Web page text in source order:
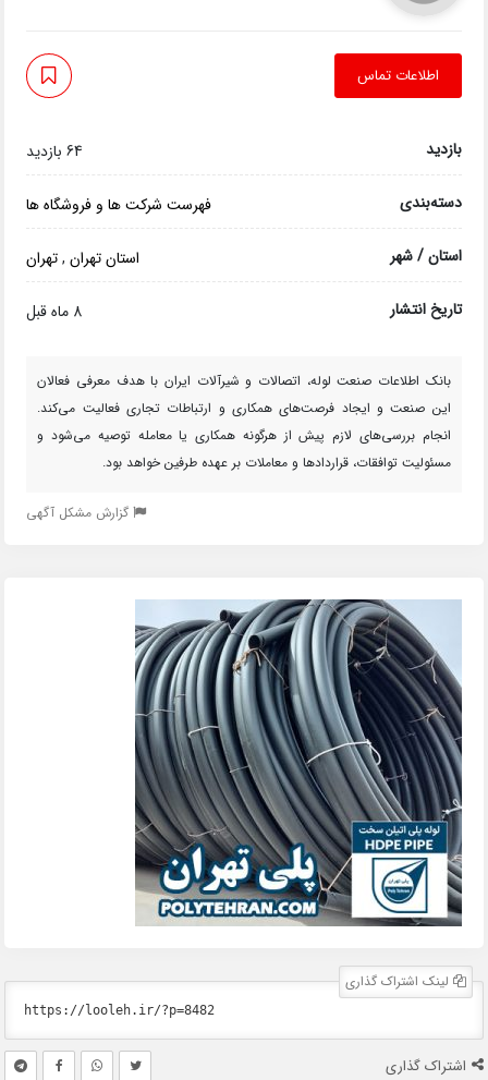
اطلاعات تماس
بازدید 64 بازدید
دسته‌بندی فهرست شرکت ها و فروشگاه ها
استان / شهر استان تهران,تهران
تاریخ انتشار 8 ماه قبل
بانک اطلاعات صنعت لوله، اتصالات و شیرآلات ایران با هدف معرفی فعالان
این صنعت و ایجاد فرصت‌های همکاری و ارتباطات تجاری فعالیت می‌کند.
انجام بررسی‌های لازم پیش از هرگونه همکاری یا معامله توصیه می‌شود و
مسئولیت توافقات، قراردادها و معاملات بر عهده طرفین خواهد بود.
گزارش مشکل آگهی
لینک اشتراک گذاری
اشتراک گذاری